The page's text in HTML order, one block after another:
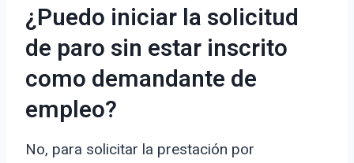
¿Puedo iniciar la solicitud
de paro sin estar inscrito
como demandante de
empleo?
No, para solicitar la prestación por